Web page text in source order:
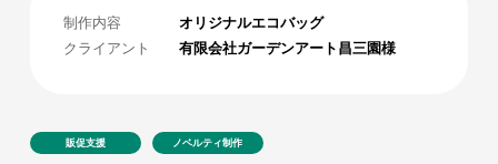
制作内容
オリジナルエコバッグ
クライアント
有限会社ガーデンアート昌三園様
販促支援 ノベルティ制作